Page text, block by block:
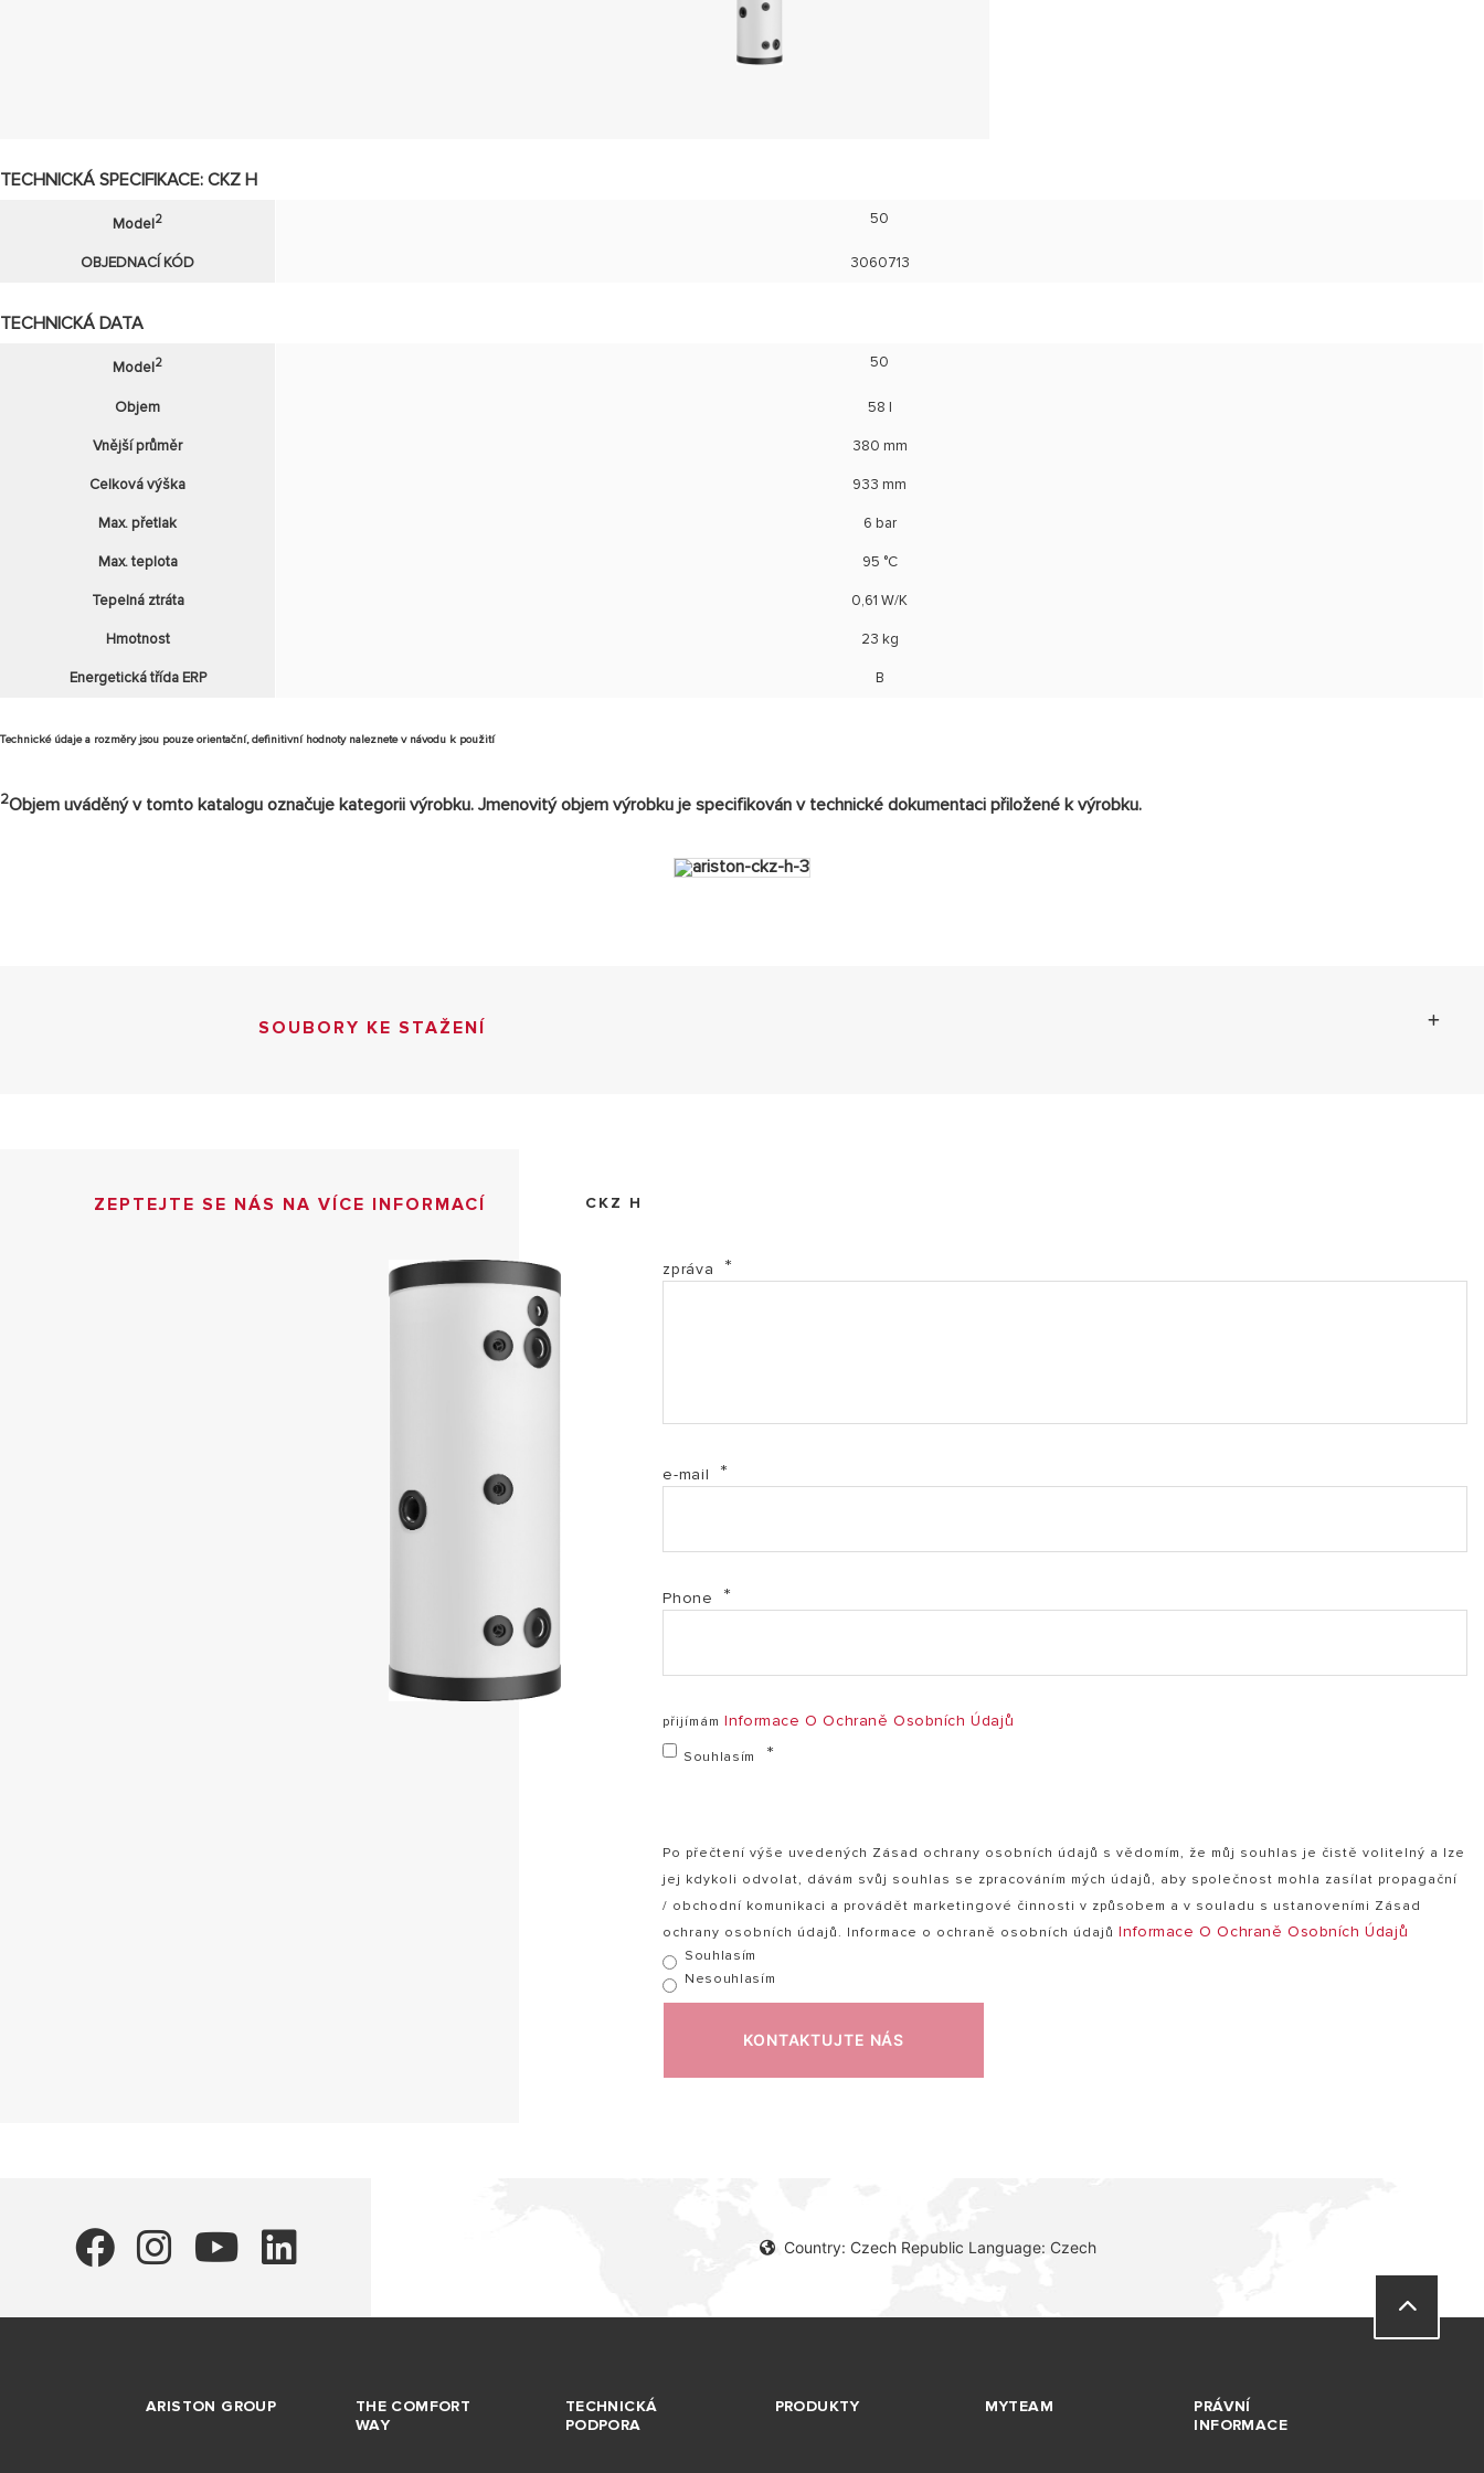
TECHNICKÁ SPECIFIKACE: CKZ H
Model2 50
OBJEDNACÍ KÓD 3060713
TECHNICKÁ DATA
Model2 50
Objem 58 l
Vnější průměr 380 mm
Celková výška 933 mm
Max. přetlak 6 bar
Max. teplota 95 °C
Tepelná ztráta 0,61 W/K
Hmotnost 23 kg
Energetická třída ERP B
Technické údaje a rozměry jsou pouze orientační, definitivní hodnoty naleznete v návodu k použití
2Objem uváděný v tomto katalogu označuje kategorii výrobku. Jmenovitý objem výrobku je specifikován v technické dokumentaci přiložené k výrobku.
SOUBORY KE STAŽENÍ
PF Informační list - CKZ H CS (PDF, 79.39 kb)
Prohlášení o shodě ujištění - ELEKTRO tlakové 30 až 200 L (PDF, 2.48 mb)
ZEPTEJTE SE NÁS NA VÍCE INFORMACÍ CKZ H
zpráva
e-mail
Phone
přijímámInformace O Ochraně Osobních Údajů
Souhlasím
Po přečtení výše uvedených Zásad ochrany osobních údajů s vědomím, že můj souhlas je čistě volitelný a lze
jej kdykoli odvolat, dávám svůj souhlas se zpracováním mých údajů, aby společnost mohla zasílat propagační
/ obchodní komunikaci a provádět marketingové činnosti v způsobem a v souladu s ustanoveními Zásad
ochrany osobních údajů. Informace o ochraně osobních údajůInformace O Ochraně Osobních Údajů
Souhlasím
Nesouhlasím
KONTAKTUJTE NÁS
Country: Czech Republic Language: Czech
ARISTON GROUP
THE COMFORT
WAY
TECHNICKÁ
PODPORA
PRODUKTY MYTEAM
PRÁVNÍ
INFORMACE